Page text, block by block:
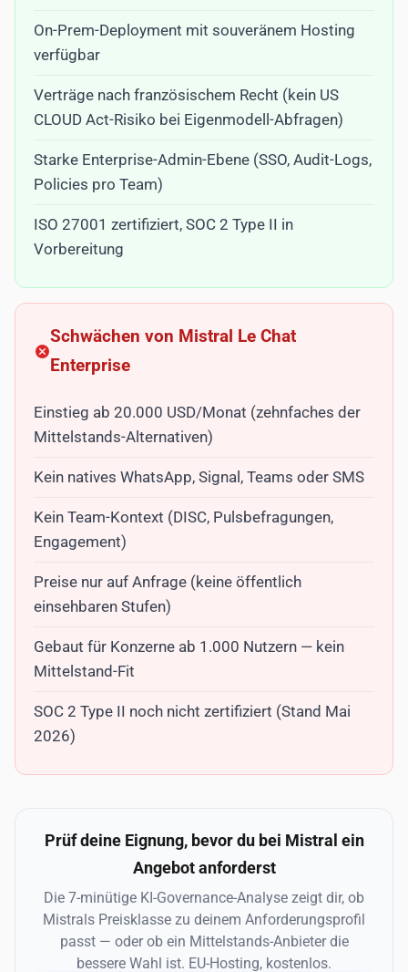
On-Prem-Deployment mit souveränem Hosting
verfügbar
Verträge nach französischem Recht (kein US
CLOUD Act-Risiko bei Eigenmodell-Abfragen)
Starke Enterprise-Admin-Ebene (SSO, Audit-Logs,
Policies pro Team)
ISO 27001 zertifiziert, SOC 2 Type II in
Vorbereitung
Schwächen von Mistral Le Chat
Enterprise
Einstieg ab 20.000 USD/Monat (zehnfaches der
Mittelstands-Alternativen)
Kein natives WhatsApp, Signal, Teams oder SMS
Kein Team-Kontext (DISC, Pulsbefragungen,
Engagement)
Preise nur auf Anfrage (keine öffentlich
einsehbaren Stufen)
Gebaut für Konzerne ab 1.000 Nutzern — kein
Mittelstand-Fit
SOC 2 Type II noch nicht zertifiziert (Stand Mai
2026)
Prüf deine Eignung, bevor du bei Mistral ein
Angebot anforderst
Die 7-minütige KI-Governance-Analyse zeigt dir, ob
Mistrals Preisklasse zu deinem Anforderungsprofil
passt — oder ob ein Mittelstands-Anbieter die
bessere Wahl ist. EU-Hosting, kostenlos.